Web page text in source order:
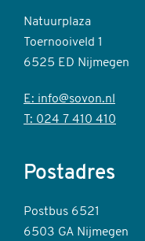
Natuurplaza
Toernooiveld 1
6525 ED Nijmegen
E: info@sovon.nl
T: 024 7 410 410
Postadres
Postbus 6521
6503 GA Nijmegen